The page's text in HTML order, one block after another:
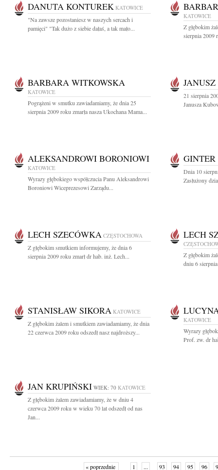
DANUTA KONTUREK KATOWICE
"Na zawsze pozostaniesz w naszych sercach i
pamięci" "Tak dużo z siebie dałaś, a tak mało...
KATOWICE
Z głębokim
sierpnia 2009
BARBARA WITKOWSKA
KATOWICE
Pogrążeni w smutku zawiadamiamy, że dnia 25
sierpnia 2009 roku zmarła nasza Ukochana Mama...
21 sierpnia
Janusza
ALEKSANDROWI BORONIOWI
KATOWICE
Wyrazy głębokiego współczucia Panu Aleksandrowi
Boroniowi Wiceprezesowi Zarządu...
Dnia 10
Zasłużony
LECH SZECÓWKA CZĘSTOCHOWA
Z głębokim smutkiem informujemy, że dnia 6
sierpnia 2009 roku zmarł dr hab. inż. Lech...
LECH
Z głębokim
dniu 6
STANISŁAW SIKORA KATOWICE
Z głębokim żalem i smutkiem zawiadamiamy, że dnia
22 czerwca 2009 roku odszedł nasz najdroższy...
KATOWICE
Wyrazy
Prof. zw. dr
JAN KRUPIŃSKI WIEK: 70 KATOWICE
Z głębokim żalem zawiadamiamy, że w dniu 4
czerwca 2009 roku w wieku 70 lat odszedł od nas
Jan...
« poprzednie 1 ... 93 94 95 96